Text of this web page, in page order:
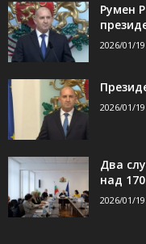
Румен
2026/01/
2026/01/
Два
над
2026/01/